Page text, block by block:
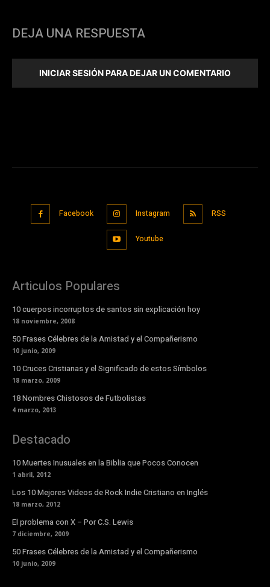
DEJA UNA RESPUESTA
INICIAR SESIÓN PARA DEJAR UN COMENTARIO
Facebook Instagram RSS
Youtube
Articulos Populares
10 cuerpos incorruptos de santos sin explicación hoy
18 noviembre, 2008
50 Frases Célebres de la Amistad y el Compañerismo
10 junio, 2009
10 Cruces Cristianas y el Significado de estos Símbolos
18 marzo, 2009
18 Nombres Chistosos de Futbolistas
4 marzo, 2013
Destacado
10 Muertes Inusuales en la Biblia que Pocos Conocen
1 abril, 2012
Los 10 Mejores Videos de Rock Indie Cristiano en Inglés
18 marzo, 2012
El problema con X – Por C.S. Lewis
7 diciembre, 2009
50 Frases Célebres de la Amistad y el Compañerismo
10 junio, 2009